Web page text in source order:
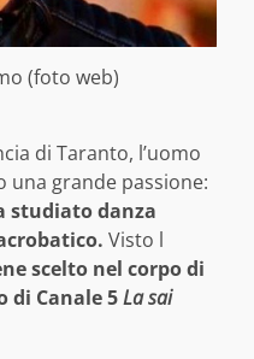
(foto web)
di Taranto, l’uomo
una grande passione:
studiato danza
Visto l
scelto nel corpo di
di Canale 5La sai